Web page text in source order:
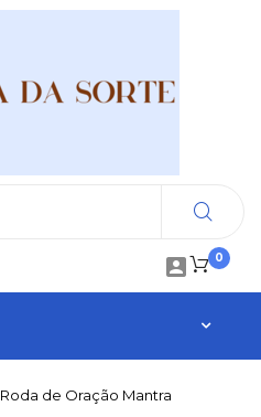
0

Roda de Oração Mantra